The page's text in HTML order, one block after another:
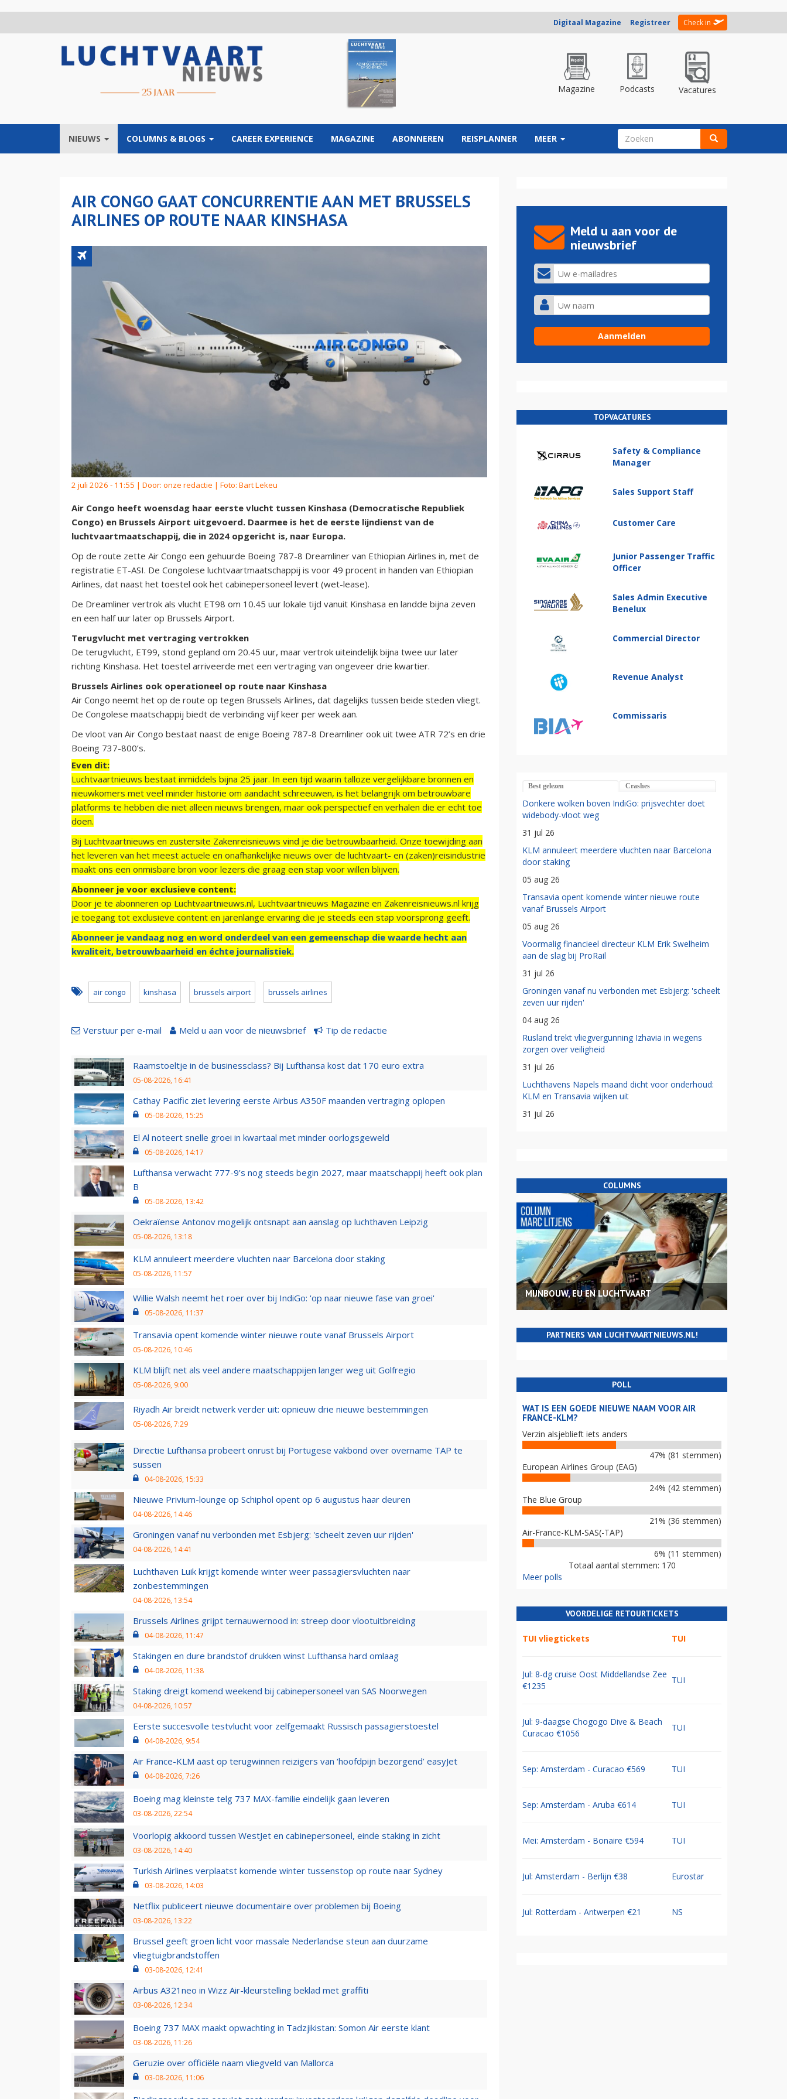
Digitaal Magazine Registreer Check in
Magazine Podcasts Vacatures
NIEUWS COLUMNS & BLOGS CAREER EXPERIENCE MAGAZINE ABONNEREN REISPLANNER MEER ZOEKVELD
AIR CONGO GAAT CONCURRENTIE AAN MET BRUSSELS
AIRLINES OP ROUTE NAAR KINSHASA
2 juli 2026 - 11:55 | Door: onze redactie | Foto: Bart Lekeu
Air Congo heeft woensdag haar eerste vlucht tussen Kinshasa (Democratische Republiek
Congo) en Brussels Airport uitgevoerd. Daarmee is het de eerste lijndienst van de
luchtvaartmaatschappij, die in 2024 opgericht is, naar Europa.
Op de route zette Air Congo een gehuurde Boeing 787-8 Dreamliner van Ethiopian Airlines in, met de
registratie ET-ASI. De Congolese luchtvaartmaatschappij is voor 49 procent in handen van Ethiopian
Airlines, dat naast het toestel ook het cabinepersoneel levert (wet-lease).
De Dreamliner vertrok als vlucht ET98 om 10.45 uur lokale tijd vanuit Kinshasa en landde bijna zeven
en een half uur later op Brussels Airport.
Terugvlucht met vertraging vertrokken
De terugvlucht, ET99, stond gepland om 20.45 uur, maar vertrok uiteindelijk bijna twee uur later
richting Kinshasa. Het toestel arriveerde met een vertraging van ongeveer drie kwartier.
Brussels Airlines ook operationeel op route naar Kinshasa
Air Congo neemt het op de route op tegen Brussels Airlines, dat dagelijks tussen beide steden vliegt.
De Congolese maatschappij biedt de verbinding vijf keer per week aan.
De vloot van Air Congo bestaat naast de enige Boeing 787-8 Dreamliner ook uit twee ATR 72’s en drie
Boeing 737-800’s.
Even dit:
Luchtvaartnieuws bestaat inmiddels bijna 25 jaar. In een tijd waarin talloze vergelijkbare bronnen en
nieuwkomers met veel minder historie om aandacht schreeuwen, is het belangrijk om betrouwbare
platforms te hebben die niet alleen nieuws brengen, maar ook perspectief en verhalen die er echt toe
doen.
Bij Luchtvaartnieuws en zustersite Zakenreisnieuws vind je die betrouwbaarheid. Onze toewijding aan
het leveren van het meest actuele en onafhankelijke nieuws over de luchtvaart- en (zaken)reisindustrie
maakt ons een onmisbare bron voor lezers die graag een stap voor willen blijven.
Abonneer je voor exclusieve content:
Door je te abonneren op Luchtvaartnieuws.nl, Luchtvaartnieuws Magazine en Zakenreisnieuws.nl krijg
je toegang tot exclusieve content en jarenlange ervaring die je steeds een stap voorsprong geeft.
Abonneer je vandaag nog en word onderdeel van een gemeenschap die waarde hecht aan
kwaliteit, betrouwbaarheid en échte journalistiek.
air congo kinshasa brussels airport brussels airlines
Verstuur per e-mail Meld u aan voor de nieuwsbrief Tip de redactie
Raamstoeltje in de businessclass? Bij Lufthansa kost dat 170 euro extra
05-08-2026, 16:41
Cathay Pacific ziet levering eerste Airbus A350F maanden vertraging oplopen
05-08-2026, 15:25
El Al noteert snelle groei in kwartaal met minder oorlogsgeweld
05-08-2026, 14:17
Lufthansa verwacht 777-9’s nog steeds begin 2027, maar maatschappij heeft ook plan
B
05-08-2026, 13:42
Oekraïense Antonov mogelijk ontsnapt aan aanslag op luchthaven Leipzig
05-08-2026, 13:18
KLM annuleert meerdere vluchten naar Barcelona door staking
05-08-2026, 11:57
Willie Walsh neemt het roer over bij IndiGo: 'op naar nieuwe fase van groei'
05-08-2026, 11:37
Transavia opent komende winter nieuwe route vanaf Brussels Airport
05-08-2026, 10:46
KLM blijft net als veel andere maatschappijen langer weg uit Golfregio
05-08-2026, 9:00
Riyadh Air breidt netwerk verder uit: opnieuw drie nieuwe bestemmingen
05-08-2026, 7:29
Directie Lufthansa probeert onrust bij Portugese vakbond over overname TAP te
sussen
04-08-2026, 15:33
Nieuwe Privium-lounge op Schiphol opent op 6 augustus haar deuren
04-08-2026, 14:46
Groningen vanaf nu verbonden met Esbjerg: 'scheelt zeven uur rijden'
04-08-2026, 14:41
Luchthaven Luik krijgt komende winter weer passagiersvluchten naar
zonbestemmingen
04-08-2026, 13:54
Brussels Airlines grijpt ternauwernood in: streep door vlootuitbreiding
04-08-2026, 11:47
Stakingen en dure brandstof drukken winst Lufthansa hard omlaag
04-08-2026, 11:38
Staking dreigt komend weekend bij cabinepersoneel van SAS Noorwegen
04-08-2026, 10:57
Eerste succesvolle testvlucht voor zelfgemaakt Russisch passagierstoestel
04-08-2026, 9:54
Air France-KLM aast op terugwinnen reizigers van ‘hoofdpijn bezorgend’ easyJet
04-08-2026, 7:26
Boeing mag kleinste telg 737 MAX-familie eindelijk gaan leveren
03-08-2026, 22:54
Voorlopig akkoord tussen WestJet en cabinepersoneel, einde staking in zicht
03-08-2026, 14:40
Turkish Airlines verplaatst komende winter tussenstop op route naar Sydney
03-08-2026, 14:03
Netflix publiceert nieuwe documentaire over problemen bij Boeing
03-08-2026, 13:22
Brussel geeft groen licht voor massale Nederlandse steun aan duurzame
vliegtuigbrandstoffen
03-08-2026, 12:41
Airbus A321neo in Wizz Air-kleurstelling beklad met graffiti
03-08-2026, 12:34
Boeing 737 MAX maakt opwachting in Tadzjikistan: Somon Air eerste klant
03-08-2026, 11:26
Geruzie over officiële naam vliegveld van Mallorca
03-08-2026, 11:06
Meld u aan voor de
nieuwsbrief
TOPVACATURES
Safety & Compliance
Manager
Sales Support Staff
Customer Care
Junior Passenger Traffic
Officer
Sales Admin Executive
Benelux
Commercial Director
Revenue Analyst
Commissaris
Best gelezen Crashes
Donkere wolken boven IndiGo: prijsvechter doet
widebody-vloot weg
31 jul 26
KLM annuleert meerdere vluchten naar Barcelona
door staking
05 aug 26
Transavia opent komende winter nieuwe route
vanaf Brussels Airport
05 aug 26
Voormalig financieel directeur KLM Erik Swelheim
aan de slag bij ProRail
31 jul 26
Groningen vanaf nu verbonden met Esbjerg: 'scheelt
zeven uur rijden'
04 aug 26
Rusland trekt vliegvergunning Izhavia in wegens
zorgen over veiligheid
31 jul 26
Luchthavens Napels maand dicht voor onderhoud:
KLM en Transavia wijken uit
31 jul 26
COLUMNS
MIJNBOUW, EU EN LUCHTVAART
PARTNERS VAN LUCHTVAARTNIEUWS.NL!
POLL
WAT IS EEN GOEDE NIEUWE NAAM VOOR AIR
FRANCE-KLM?
Verzin alsjeblieft iets anders
47% (81 stemmen)
European Airlines Group (EAG)
24% (42 stemmen)
The Blue Group
21% (36 stemmen)
Air-France-KLM-SAS(-TAP)
6% (11 stemmen)
Totaal aantal stemmen: 170
Meer polls
VOORDELIGE RETOURTICKETS
TUI vliegtickets TUI
Jul: 8-dg cruise Oost Middellandse Zee
€1235
TUI
Jul: 9-daagse Chogogo Dive & Beach
Curacao €1056
TUI
Sep: Amsterdam - Curacao €569 TUI
Sep: Amsterdam - Aruba €614 TUI
Mei: Amsterdam - Bonaire €594 TUI
Jul: Amsterdam - Berlijn €38 Eurostar
Jul: Rotterdam - Antwerpen €21 NS